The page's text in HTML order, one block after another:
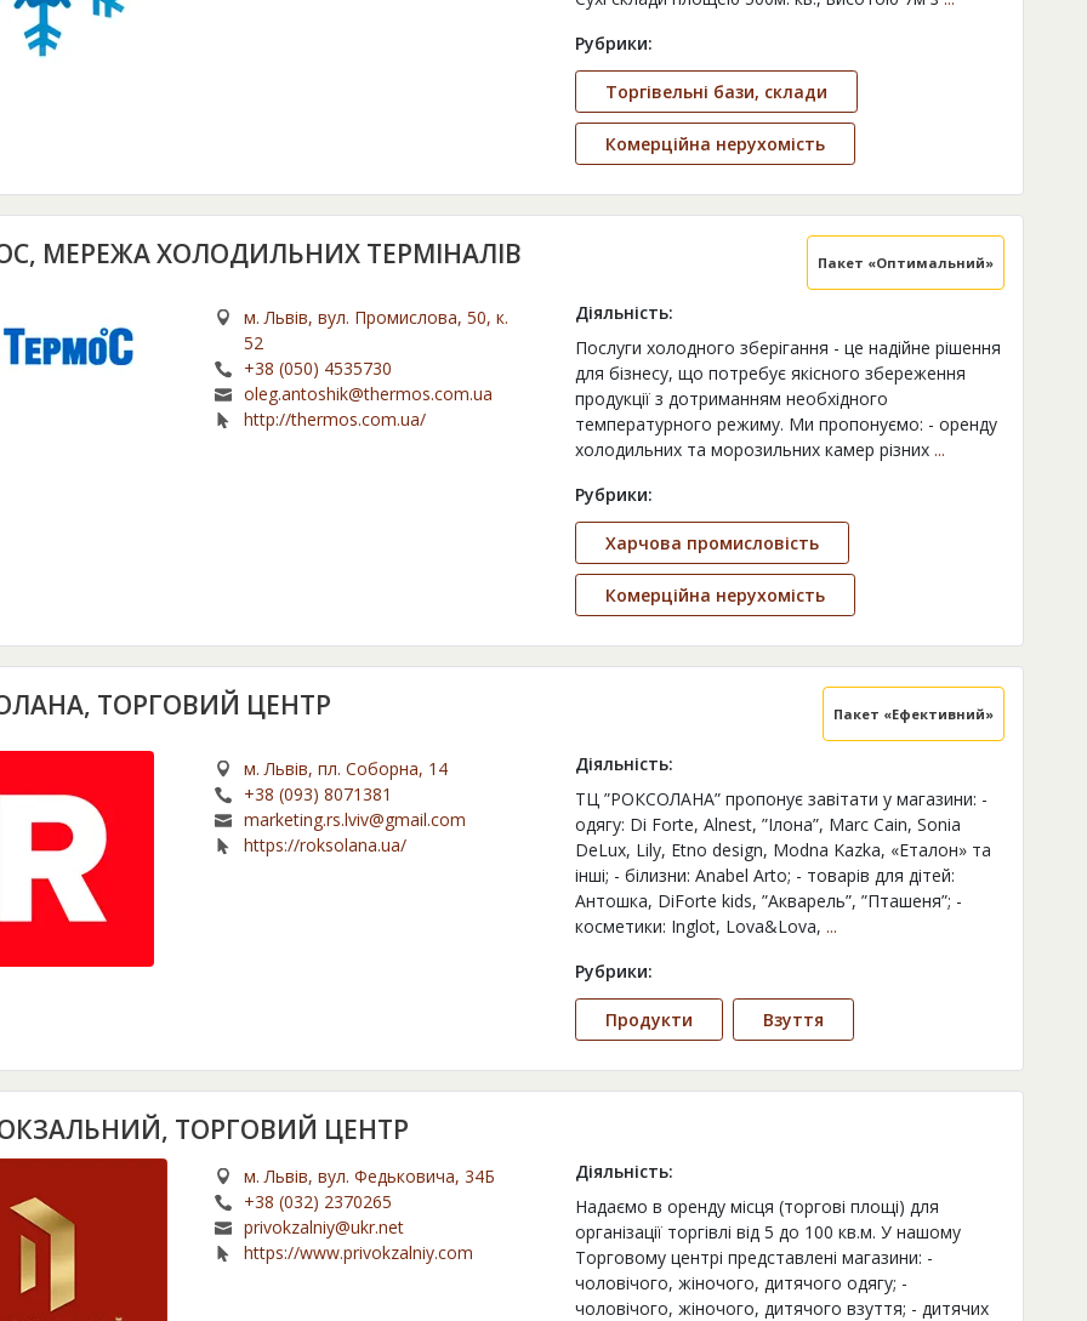
Рубрики:
Торгівельні бази, склади
Комерційна нерухомість
МЕРЕЖА ХОЛОДИЛЬНИХ ТЕРМІНАЛІВ Пакет «Оптимальний»
м. Львів, вул. Промислова, 50, к.
52
+38 (050) 4535730
oleg.antoshik@thermos.com.ua
http://thermos.com.ua/
Діяльність:
Послуги холодного зберігання - це надійне рішення
для бізнесу, що потребує якісного збереження
продукції з дотриманням необхідного
температурного режиму. Ми пропонуємо: - оренду
холодильних та морозильних камер різних ...
Рубрики:
Харчова промисловість
Комерційна нерухомість
ТОРГОВИЙ ЦЕНТР Пакет «Ефективний»
м. Львів, пл. Соборна, 14
+38 (093) 8071381
marketing.rs.lviv@gmail.com
https://roksolana.ua/
Діяльність:
ТЦ ”РОКСОЛАНА” пропонує завітати у магазини: -
одягу: Di Forte, Alnest, ”Ілона”, Marc Cain, Sonia
DeLux, Lily, Etno design, Modna Kazka, «Еталон» та
інші; - білизни: Anabel Arto; - товарів для дітей:
Антошка, DiForte kids, ”Акварель”, ”Пташеня”; -
косметики: Inglot, Lova&Lova, ...
Рубрики:
Продукти Взуття
ТОРГОВИЙ ЦЕНТР
м. Львів, вул. Федьковича, 34Б
+38 (032) 2370265
privokzalniy@ukr.net
https://www.privokzalniy.com
Діяльність:
Надаємо в оренду місця (торгові площі) для
організації торгівлі від 5 до 100 кв.м. У нашому
Торговому центрі представлені магазини: -
чоловічого, жіночого, дитячого одягу; -
чоловічого, жіночого, дитячого взуття; - дитячих